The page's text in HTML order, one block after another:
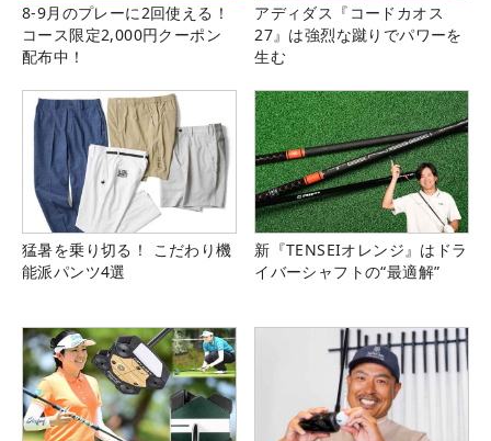
8-9月のプレーに2回使える！
コース限定2,000円クーポン
配布中！
アディダス『コードカオス
27』は強烈な蹴りでパワーを
生む
猛暑を乗り切る！ こだわり機
能派パンツ4選
新『TENSEIオレンジ』はドラ
イバーシャフトの“最適解”